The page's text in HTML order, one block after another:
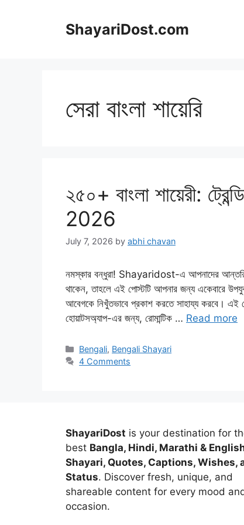
ShayariDost.com
সেরা বাংলা শায়েরি
২৫০+ বাংলা শায়েরী:
2026
July 7, 2026 by abhi chavan
নমস্কার বন্ধুরা! Shayaridost-এ আপনাদের আন্তরিক
থাকেন, তাহলে এই পোস্টটি আপনার জন্য একেবারে
আবেগকে নিখুঁতভাবে প্রকাশ করতে সাহায্য করবে। এই
হোয়াটসঅ্যাপ-এর জন্য, রোমান্টিক … Read more
Categories
Bengali, Bengali Shayari
4 Comments
ShayariDost is your destination for
best Bangla, Hindi, Marathi &
Shayari, Quotes, Captions, Wishes,
Status. Discover fresh, unique, and
shareable content for every mood
occasion.